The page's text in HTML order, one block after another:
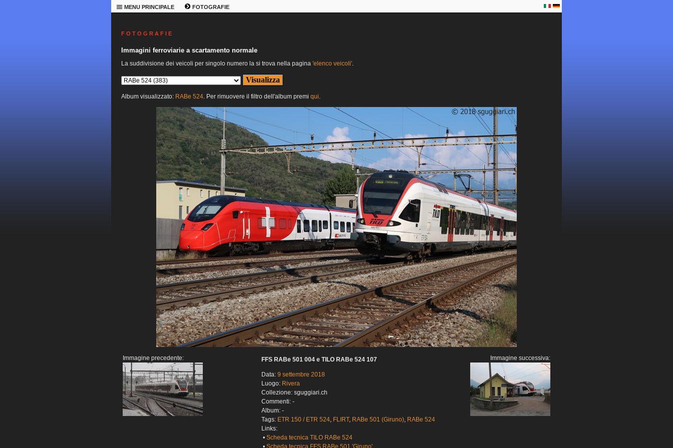
MENU PRINCIPALE FOTOGRAFIE
F O T O G R A F I E
Immagini ferroviarie a scartamento normale
La suddivisione dei veicoli per singolo numero la si trova nella pagina 'elenco veicoli'.
Album visualizzato: RABe 524. Per rimuovere il filtro dell'album premi qui.
Immagine precedente: FFS RABe 501 004 e TILO RABe 524 107
Data: 9 settembre 2018
Luogo: Rivera
Collezione: sguggiari.ch
Commenti: -
Album: -
Tags: ETR 150 / ETR 524, FLIRT, RABe 501 (Giruno), RABe 524
Links:
• Scheda tecnica TILO RABe 524
Immagine successiva: